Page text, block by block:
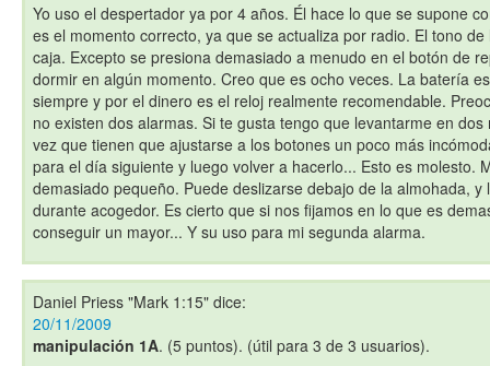
Yo uso el despertador ya por 4 años. Él hace lo que se supone
es el momento correcto, ya que se actualiza por radio. El tono
caja. Excepto se presiona demasiado a menudo en el botón de
dormir en algún momento. Creo que es ocho veces. La batería
siempre y por el dinero es el reloj realmente recomendable.
no existen dos alarmas. Si te gusta tengo que levantarme en
vez que tienen que ajustarse a los botones un poco más
para el día siguiente y luego volver a hacerlo... Esto es molesto.
demasiado pequeño. Puede deslizarse debajo de la almohada,
durante acogedor. Es cierto que si nos fijamos en lo que es
conseguir un mayor... Y su uso para mi segunda alarma.
Daniel Priess "Mark 1:15" dice:
20/11/2009
manipulación 1A. (5 puntos). (útil para 3 de 3 usuarios).